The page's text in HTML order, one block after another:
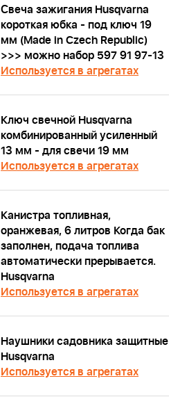
Свеча зажигания Husqvarna
короткая юбка - под ключ 19
мм (Made in Czech Republic)
>>> можно набор 597 91 97-13
Используется в агрегатах
Ключ свечной Husqvarna
комбинированный усиленный
13 мм - для свечи 19 мм
Используется в агрегатах
Канистра топливная,
оранжевая, 6 литров Когда бак
заполнен, подача топлива
автоматически прерывается.
Husqvarna
Используется в агрегатах
Hаушники садовника защитные
Husqvarna
Используется в агрегатах